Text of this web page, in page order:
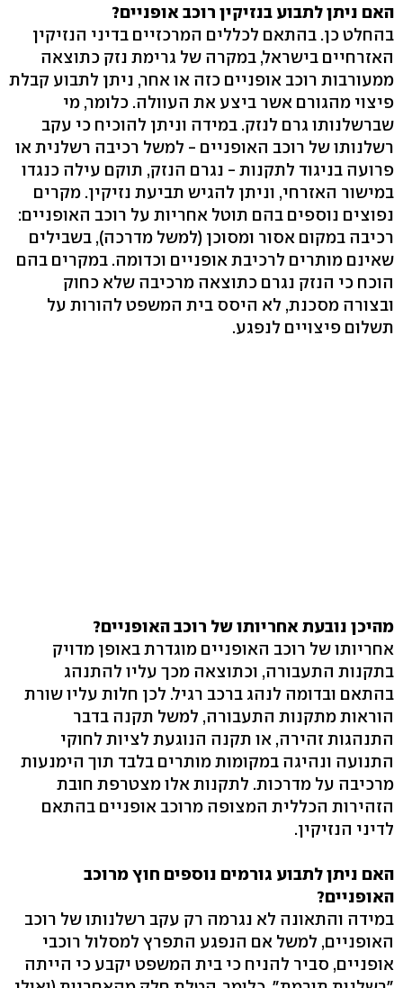
האם ניתן לתבוע בנזיקין רוכב אופניים?
בהחלט כן. בהתאם לכללים המרכזיים בדיני הנזיקין
האזרחיים בישראל, במקרה של גרימת נזק כתוצאה
ממעורבות רוכב אופניים כזה או אחר, ניתן לתבוע קבלת
פיצוי מהגורם אשר ביצע את העוולה. כלומר, מי
שברשלנותו גרם לנזק. במידה וניתן להוכיח כי עקב
רשלנותו של רוכב האופניים - למשל רכיבה רשלנית או
פרועה בניגוד לתקנות - נגרם הנזק, תוקם עילה כנגדו
במישור האזרחי, וניתן להגיש תביעת נזיקין. מקרים
נפוצים נוספים בהם תוטל אחריות על רוכב האופניים:
רכיבה במקום אסור ומסוכן (למשל מדרכה), בשבילים
שאינם מותרים לרכיבת אופניים וכדומה. במקרים בהם
הוכח כי הנזק נגרם כתוצאה מרכיבה שלא כחוק
ובצורה מסכנת, לא היסס בית המשפט להורות על
תשלום פיצויים לנפגע.
מהיכן נובעת אחריותו של רוכב האופניים?
אחריותו של רוכב האופניים מוגדרת באופן מדויק
בתקנות התעבורה, וכתוצאה מכך עליו להתנהג
בהתאם ובדומה לנהג ברכב רגיל. לכן חלות עליו שורת
הוראות מתקנות התעבורה, למשל תקנה בדבר
התנהגות זהירה, או תקנה הנוגעת לציות לחוקי
התנועה ונהיגה במקומות מותרים בלבד תוך הימנעות
מרכיבה על מדרכות. לתקנות אלו מצטרפת חובת
הזהירות הכללית המצופה מרוכב אופניים בהתאם
לדיני הנזיקין.
האם ניתן לתבוע גורמים נוספים חוץ מרוכב
האופניים?
במידה והתאונה לא נגרמה רק עקב רשלנותו של רוכב
האופניים, למשל אם הנפגע התפרץ למסלול רוכבי
אופניים, סביר להניח כי בית המשפט יקבע כי הייתה